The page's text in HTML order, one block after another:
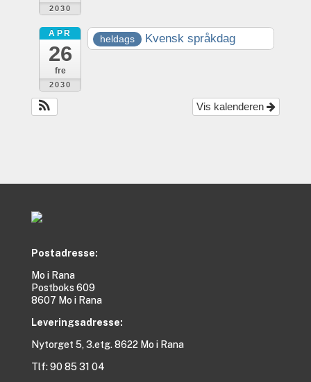
2030
APR
26
fre
2030
heldags Kvensk språkdag
Vis kalenderen
Postadresse:
Mo i Rana
Postboks 609
8607 Mo i Rana
Leveringsadresse:
Nytorget 5, 3.etg. 8622 Mo i Rana
Tlf: 90 85 31 04